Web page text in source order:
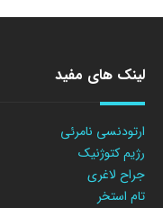
لینک های مفید
ارتودنسی نامرئی
رژیم کتوژنیک
جراح لاغری
تام استخر